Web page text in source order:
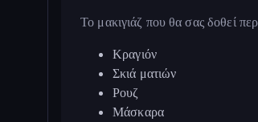
Το μακιγιάζ που θα σας δοθεί
Κραγιόν
Σκιά ματιών
Ρουζ
Μάσκαρα